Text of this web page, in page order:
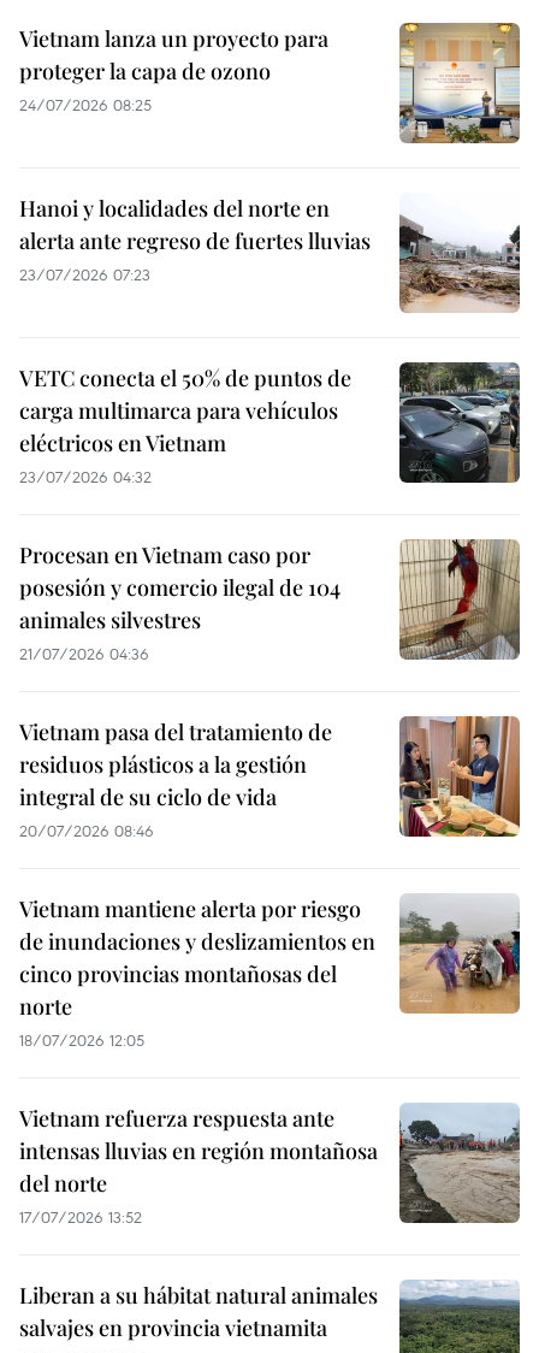
Vietnam lanza un proyecto para
proteger la capa de ozono
24/07/2026 08:25
Hanoi y localidades del norte en
alerta ante regreso de fuertes lluvias
23/07/2026 07:23
VETC conecta el 50% de puntos de
carga multimarca para vehículos
eléctricos en Vietnam
23/07/2026 04:32
Procesan en Vietnam caso por
posesión y comercio ilegal de 104
animales silvestres
21/07/2026 04:36
Vietnam pasa del tratamiento de
residuos plásticos a la gestión
integral de su ciclo de vida
20/07/2026 08:46
Vietnam mantiene alerta por riesgo
de inundaciones y deslizamientos en
cinco provincias montañosas del
norte
18/07/2026 12:05
Vietnam refuerza respuesta ante
intensas lluvias en región montañosa
del norte
17/07/2026 13:52
Liberan a su hábitat natural animales
salvajes en provincia vietnamita